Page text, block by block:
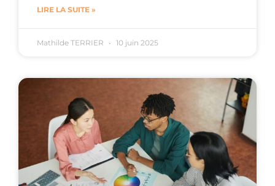
LIRE LA SUITE »
Mathilde TERRIER 10 juin 2025